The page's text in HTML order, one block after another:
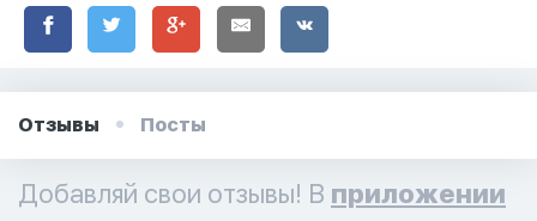
Отзывы Посты
Добавляй свои отзывы! В приложении